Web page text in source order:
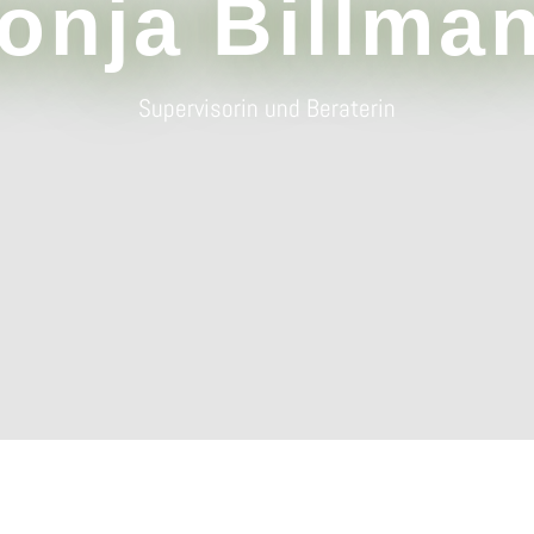
Supervisorin und Beraterin